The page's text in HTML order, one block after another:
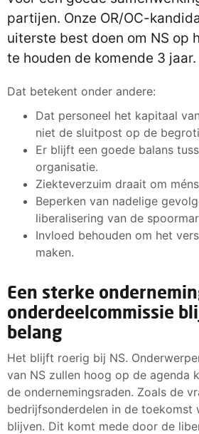
partijen. Onze OR/OC-
uiterste best doen om NS op
te houden de komende 3 jaar.
Dat betekent onder andere:
Dat personeel het kapitaal
niet de sluitpost op de
Er blijft een goede balans
organisatie.
Ziekteverzuim draait om
Beperken van nadelige
liberalisering van de
Invloed behouden om het
maken.
Een sterke
onderdeelcommissie
belang
Het blijft roerig bij NS.
van NS zullen hoog op de agenda
de ondernemingsraden. Zoals de
bedrijfsonderdelen in de toekomst
blijven. Dit komt mede door de